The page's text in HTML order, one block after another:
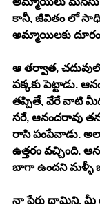
కానీ, జీవితం లో
అమ్మాయిలకు
ఆ తర్వాత,
పక్కకు పెట్టాడు.
తప్పితే, వేరే వాటి
సరే, ఆనందరావు
రాసి పంపేవాడు. అలా
ఉత్తరం వచ్చింది.
బాగా ఉందని మళ్ళీ
నా పేరు దామిని. మీ